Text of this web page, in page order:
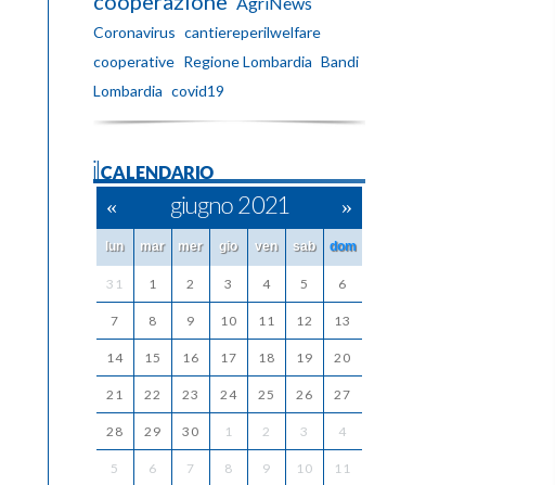
Coronavirus cantiereperilwelfare
cooperative Regione Lombardia Bandi
Lombardia covid19
ilCALENDARIO
« giugno 2021 »
lun mar mer gio ven sab dom
31 1 2 3 4 5 6
7 8 9 10 11 12 13
14 15 16 17 18 19 20
21 22 23 24 25 26 27
28 29 30 1 2 3 4
5 6 7 8 9 10 11